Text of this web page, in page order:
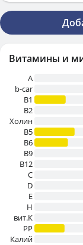
Витамины и
A
b-car
В1
B2
Холин
B5
B6
B9
B12
C
D
E
H
вит.К
PP
Калий